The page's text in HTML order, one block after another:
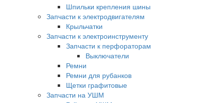
Шпильки крепления шины
Запчасти к электродвигателям
Крыльчатки
Запчасти к электроинструменту
Запчасти к перфораторам
Выключатели
Ремни
Ремни для рубанков
Щетки графитовые
Запчасти на УШМ